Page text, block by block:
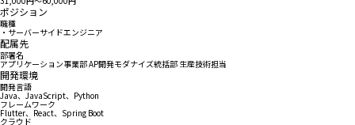
ポジション
職種
・サーバーサイドエンジニア
配属先
部署名
アプリケーション事業部 AP開発モダナイズ統括部 生産技術担当
開発環境
開発言語
Java、JavaScript、Python
フレームワーク
Flutter、React、Spring Boot
クラウド